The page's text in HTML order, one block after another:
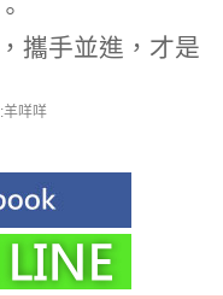
攜手並進，才是
咩咩